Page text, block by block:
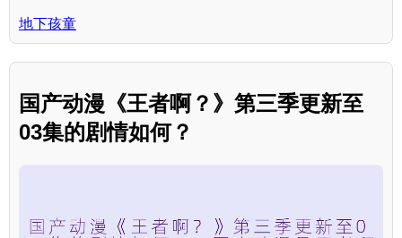
地下孩童
国产动漫《王者啊？》第三季更新至
03集的剧情如何？